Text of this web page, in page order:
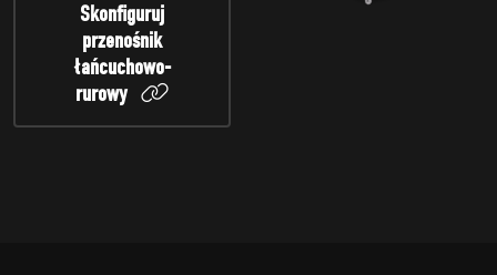
Skonfiguruj
przenośnik
łańcuchowo-
rurowy